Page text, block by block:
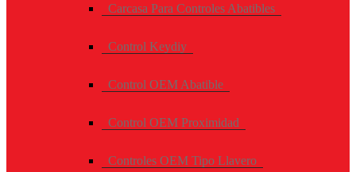
Carcasa Para Controles Abatibles
Control Keydiy
Control OEM Abatible
Control OEM Proximidad
Controles OEM Tipo Llavero